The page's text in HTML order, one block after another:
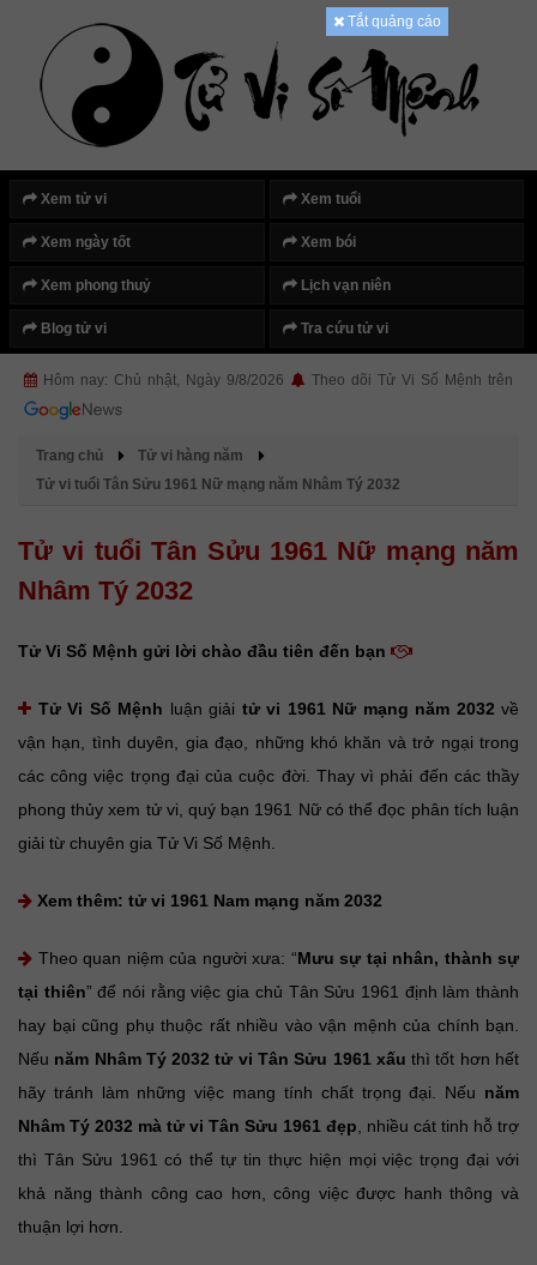
Xem tử vi Xem tuổi
Xem ngày tốt Xem bói
Xem phong thuỷ Lịch vạn niên
Blog tử vi Tra cứu tử vi
Hôm nay: Chủ nhật, Ngày 9/8/2026 Theo dõi Tử Vi Số Mệnh trên
Tắt quảng cáo
Trang chủ
Tử vi hàng năm
Tử vi tuổi Tân Sửu 1961 Nữ mạng năm Nhâm Tý 2032
Tử vi tuổi Tân Sửu 1961 Nữ mạng năm
Nhâm Tý 2032
Tử Vi Số Mệnh gửi lời chào đầu tiên đến bạn
Tử Vi Số Mệnh luận giải tử vi 1961 Nữ mạng năm 2032 về
vận hạn, tình duyên, gia đạo, những khó khăn và trở ngại trong
các công việc trọng đại của cuộc đời. Thay vì phải đến các thầy
phong thủy xem tử vi, quý bạn 1961 Nữ có thể đọc phân tích luận
giải từ chuyên gia Tử Vi Số Mệnh.
Xem thêm: tử vi 1961 Nam mạng năm 2032
Theo quan niệm của người xưa: “Mưu sự tại nhân, thành sự
tại thiên” để nói rằng việc gia chủ Tân Sửu 1961 định làm thành
hay bại cũng phụ thuộc rất nhiều vào vận mệnh của chính bạn.
Nếu năm Nhâm Tý 2032 tử vi Tân Sửu 1961 xấu thì tốt hơn hết
hãy tránh làm những việc mang tính chất trọng đại. Nếu năm
Nhâm Tý 2032 mà tử vi Tân Sửu 1961 đẹp , nhiều cát tinh hỗ trợ
thì Tân Sửu 1961 có thể tự tin thực hiện mọi việc trọng đại với
khả năng thành công cao hơn, công việc được hanh thông và
thuận lợi hơn.